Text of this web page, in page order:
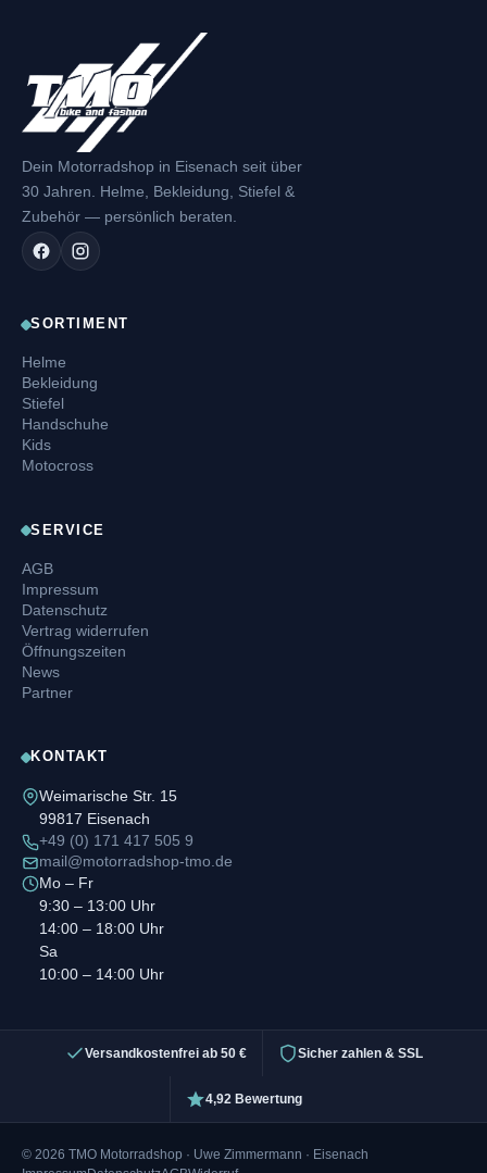
Dein Motorradshop in Eisenach seit über
30 Jahren. Helme, Bekleidung, Stiefel &
Zubehör — persönlich beraten.
SORTIMENT
Helme
Bekleidung
Stiefel
Handschuhe
Kids
Motocross
SERVICE
AGB
Impressum
Datenschutz
Vertrag widerrufen
Öffnungszeiten
News
Partner
KONTAKT
Weimarische Str. 15
99817 Eisenach
+49 (0) 171 417 505 9
mail@motorradshop-tmo.de
Mo – Fr
9:30 – 13:00 Uhr
14:00 – 18:00 Uhr
Sa
10:00 – 14:00 Uhr
Versandkostenfrei ab 50 € Sicher zahlen & SSL
4,92 Bewertung
© 2026 TMO Motorradshop · Uwe Zimmermann · Eisenach